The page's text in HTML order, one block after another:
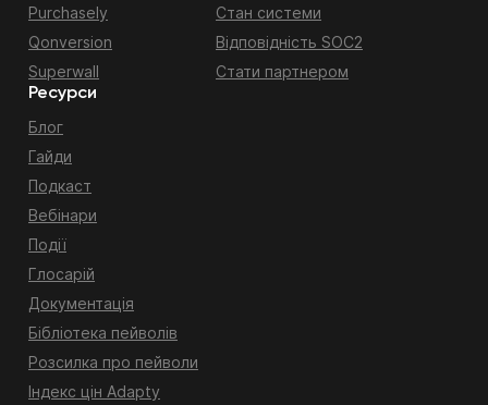
Purchasely
Qonversion
Superwall
Ресурси
Блог
Гайди
Подкаст
Вебінари
Події
Глосарій
Документація
Бібліотека пейволів
Розсилка про пейволи
Індекс цін Adapty
Стан системи
Відповідність SOC2
Стати партнером